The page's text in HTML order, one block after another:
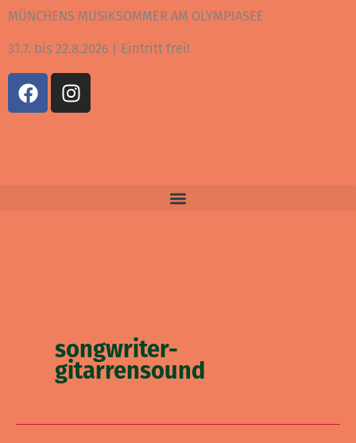
Zum
springen
MÜNCHENS MUSIKSOMMER AM OLYMPIASEE
31.7. bis 22.8.2026 | Eintritt frei!
F
a
I
n
songwriter-
gitarrensound